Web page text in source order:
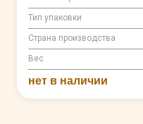
Тип упаковки
Страна производства
Вес
нет в наличии